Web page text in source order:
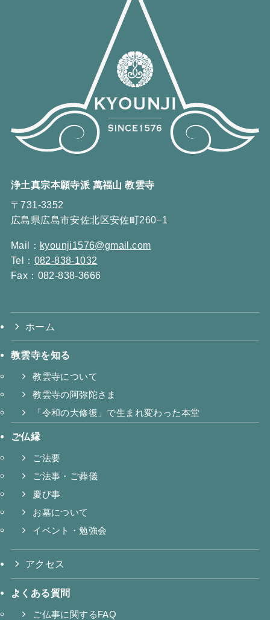
浄土真宗本願寺派 萬福山 教雲寺
〒731-3352
広島県広島市安佐北区安佐町260−1
Mail： kyounji1576@gmail.com
Tel： 082-838-1032
Fax：082-838-3666
ホーム
教雲寺を知る
教雲寺について
教雲寺の阿弥陀さま
「令和の大修復」で生まれ変わった本堂
ご仏縁
ご法要
ご法事・ご葬儀
慶び事
お墓について
イベント・勉強会
アクセス
よくある質問
ご仏事に関するFAQ